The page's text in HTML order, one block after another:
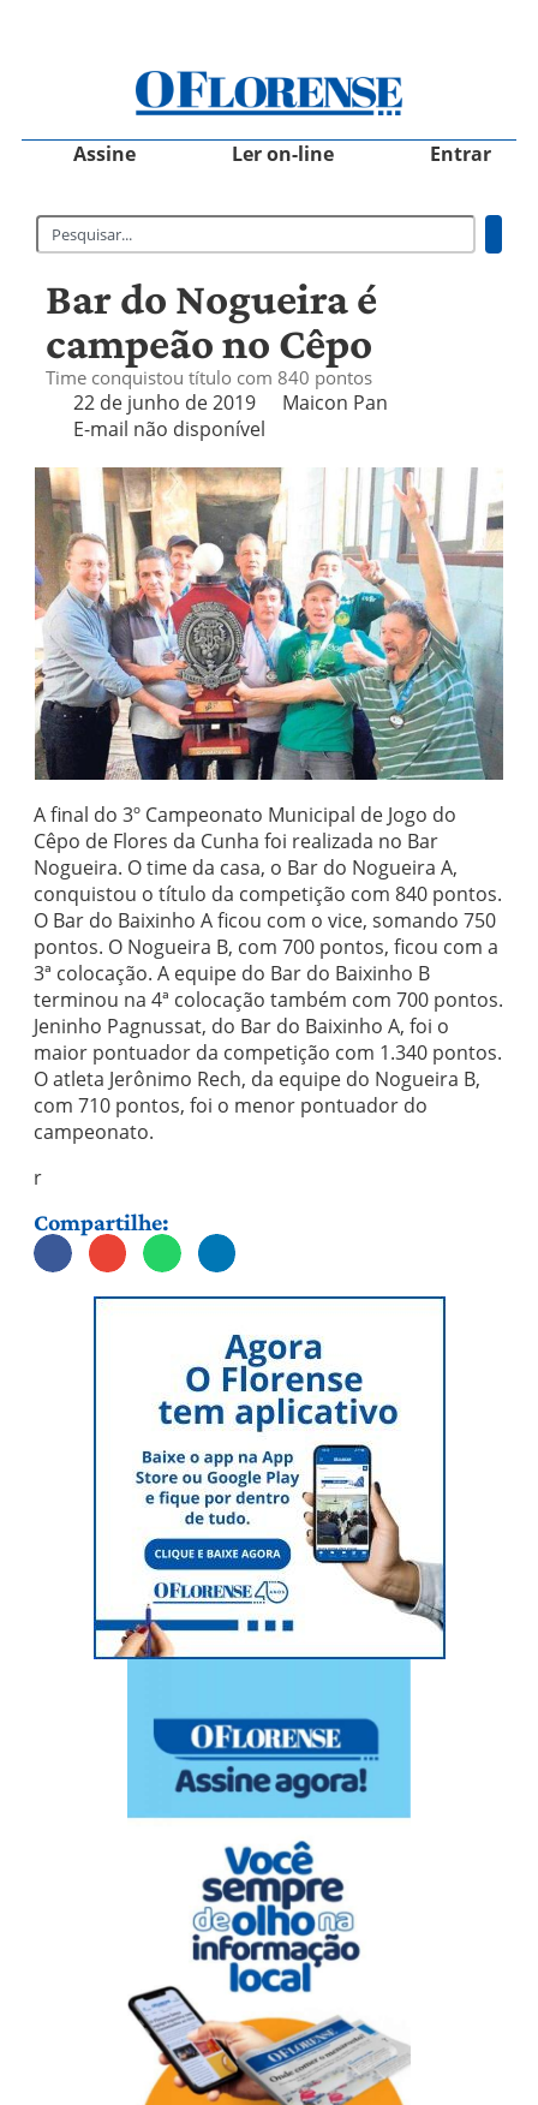
Assine Ler on-line Entrar
Bar do Nogueira é
campeão no Cêpo
Time conquistou título com 840 pontos
22 de junho de 2019
Maicon Pan
E-mail não disponível
A final do 3º Campeonato Municipal de Jogo do
Cêpo de Flores da Cunha foi realizada no Bar
Nogueira. O time da casa, o Bar do Nogueira A,
conquistou o título da competição com 840 pontos.
O Bar do Baixinho A ficou com o vice, somando 750
pontos. O Nogueira B, com 700 pontos, ficou com a
3ª colocação. A equipe do Bar do Baixinho B
terminou na 4ª colocação também com 700 pontos.
Jeninho Pagnussat, do Bar do Baixinho A, foi o
maior pontuador da competição com 1.340 pontos.
O atleta Jerônimo Rech, da equipe do Nogueira B,
com 710 pontos, foi o menor pontuador do
campeonato.
r
Compartilhe: